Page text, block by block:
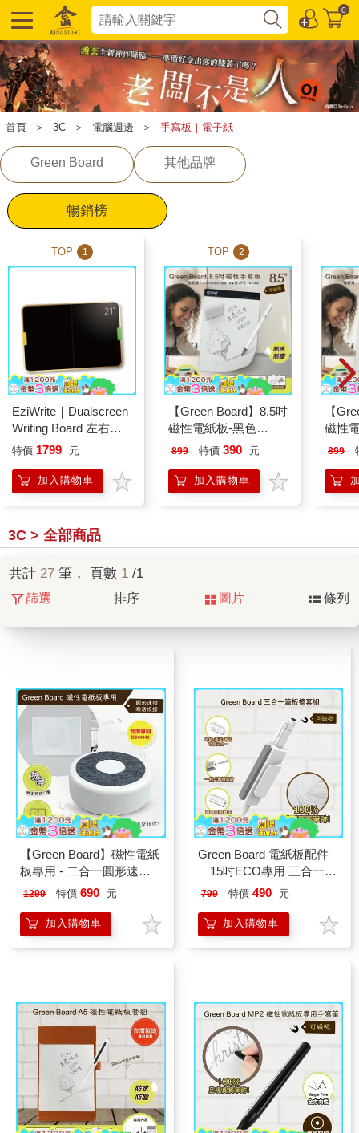
0
首頁 ＞ 3C ＞ 電腦週邊 ＞ 手寫板｜電子紙
Green Board 其他品牌
暢銷榜
TOP 1
EziWrite｜Dualscreen
Writing Board 左右互
動手寫板 21吋 暮光金
特價 1799 元
加入購物車
TOP 2
【Green Board】8.5吋
磁性電紙板-黑色
0.6mm 超薄 軟性電子
部修正 輕薄便利
899 特價 390 元
加入購物車
【
磁性
部修
899
3C > 全部商品
共計 27 筆， 頁數 1 /1
篩選 排序 圖片 條列
【Green Board】磁性電紙
板專用 - 二合一圓形速擦
激活板擦 E8M 台灣專利設
1299 特價 690 元
加入購物車
Green Board 電紙板配件
｜15吋ECO專用 三合一筆
擦組｜磁性手寫板 替換筆
799 特價 490 元
加入購物車